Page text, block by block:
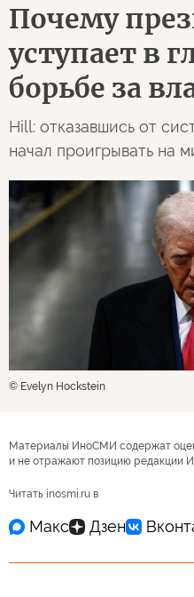
Почему
уступает в
борьбе за
Hill: отказавшись от
начал проигрывать на
© Evelyn Hockstein
Материалы ИноСМИ содержат
и не отражают позицию редакции
Читать inosmi.ru в